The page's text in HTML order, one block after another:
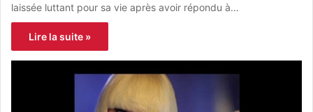
laissée luttant pour sa vie après avoir répondu à…
Lire la suite »